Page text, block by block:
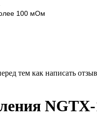
100 мОм
тем как написать отзыв